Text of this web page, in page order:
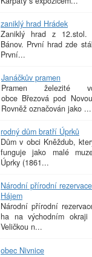
zaniklý hrad Hrádek
Zaniklý hrad z
Bánov. První hrad zde
První...
Janáčkův pramen
Pramen železité
obce Březová pod
Rovněž označován jako ...
rodný dům bratří Úprků
Dům v obci Kněždub,
funguje jako malé
Úprky (1861...
Národní přírodní
Hájem
Národní přírodní
ha na východním okraji
Veličkou n...
obec Nivnice